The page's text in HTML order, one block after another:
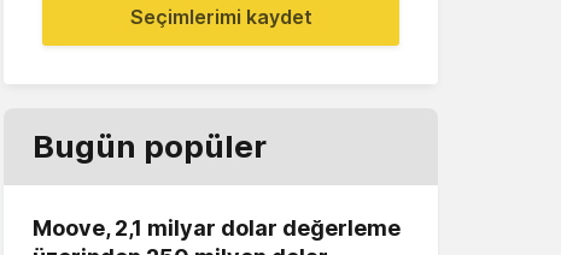
Seçimlerimi kaydet
Bugün popüler
Moove, 2,1 milyar dolar değerleme